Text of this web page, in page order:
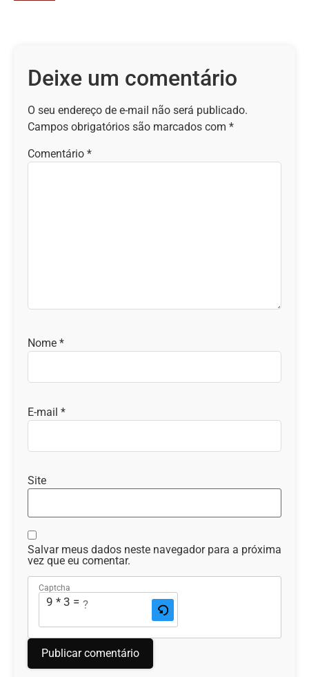
Deixe um comentário
O seu endereço de e-mail não será publicado.
Campos obrigatórios são marcados com *
Comentário *
Nome *
E-mail *
Site
Salvar meus dados neste navegador para a próxima
vez que eu comentar.
Captcha
9 * 3 = ?